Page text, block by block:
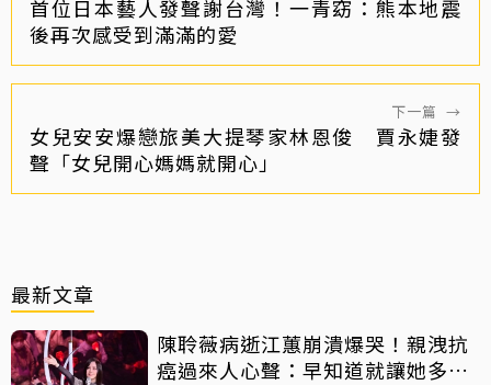
首位日本藝人發聲謝台灣！一青窈：熊本地震
後再次感受到滿滿的愛
下一篇 →
女兒安安爆戀旅美大提琴家林恩俊 賈永婕發
聲「女兒開心媽媽就開心」
最新文章
陳聆薇病逝江蕙崩潰爆哭！親洩抗
癌過來人心聲：早知道就讓她多化